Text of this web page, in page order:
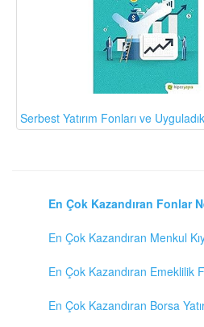
Serbest Yatırım Fonları ve
En Çok Kazandıran Fonlar
En Çok Kazandıran Menkul
En Çok Kazandıran Emeklilik
En Çok Kazandıran Borsa